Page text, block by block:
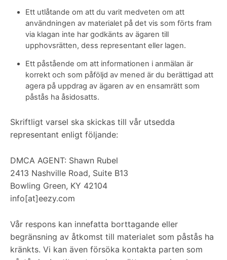
Ett utlåtande om att du varit medveten om att
användningen av materialet på det vis som förts fram
via klagan inte har godkänts av ägaren till
upphovsrätten, dess representant eller lagen.
Ett påstående om att informationen i anmälan är
korrekt och som påföljd av mened är du berättigad att
agera på uppdrag av ägaren av en ensamrätt som
påstås ha åsidosatts.
Skriftligt varsel ska skickas till vår utsedda
representant enligt följande:
DMCA AGENT: Shawn Rubel
2413 Nashville Road, Suite B13
Bowling Green, KY 42104
info[at]eezy.com
Vår respons kan innefatta borttagande eller
begränsning av åtkomst till materialet som påstås ha
kränkts. Vi kan även försöka kontakta parten som